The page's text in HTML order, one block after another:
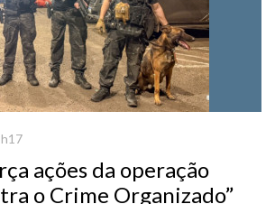
ações da operação
o Crime Organizado”